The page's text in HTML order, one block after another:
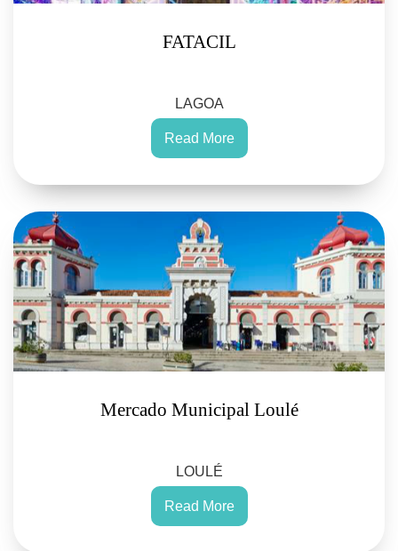
FATACIL
LAGOA
Read More
Mercado Municipal Loulé
LOULÉ
Read More